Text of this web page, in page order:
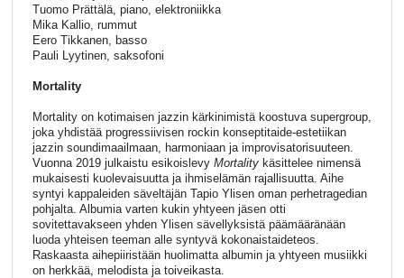
Tuomo Prättälä, piano, elektroniikka
Mika Kallio, rummut
Eero Tikkanen, basso
Pauli Lyytinen, saksofoni
Mortality
Mortality on kotimaisen jazzin kärkinimistä koostuva supergroup,
joka yhdistää progressiivisen rockin konseptitaide-estetiikan
jazzin soundimaailmaan, harmoniaan ja improvisatorisuuteen.
Vuonna 2019 julkaistu esikoislevy Mortalitykäsittelee nimensä
mukaisesti kuolevaisuutta ja ihmiselämän rajallisuutta. Aihe
syntyi kappaleiden säveltäjän Tapio Ylisen oman perhetragedian
pohjalta. Albumia varten kukin yhtyeen jäsen otti
sovitettavakseen yhden Ylisen sävellyksistä päämääränään
luoda yhteisen teeman alle syntyvä kokonaistaideteos.
Raskaasta aihepiiristään huolimatta albumin ja yhtyeen musiikki
on herkkää, melodista ja toiveikasta.